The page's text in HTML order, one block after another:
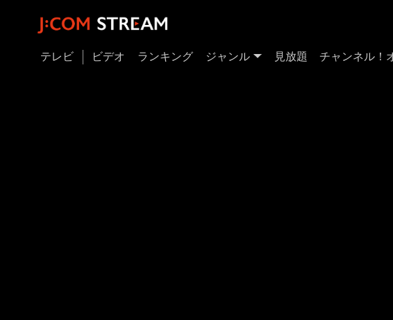
テレビ ビデオ ランキング ジャンル 見放題 チャンネル！